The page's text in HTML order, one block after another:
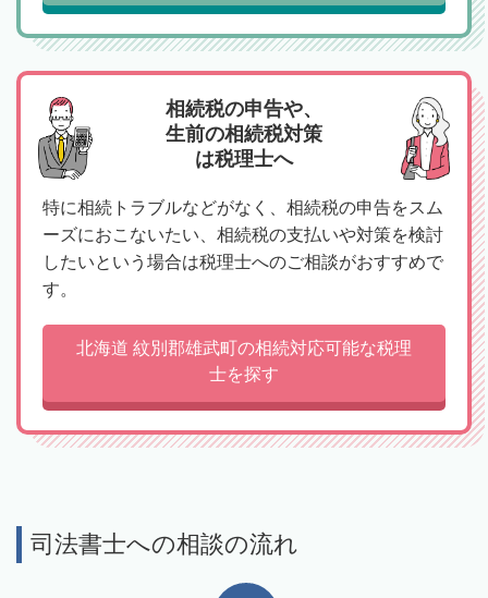
相続税の申告や、
生前の相続税対策
は税理士へ
特に相続トラブルなどがなく、相続税の申告をスム
ーズにおこないたい、相続税の支払いや対策を検討
したいという場合は税理士へのご相談がおすすめで
す。
北海道 紋別郡雄武町の相続対応可能な税理
士を探す
司法書士への相談の流れ